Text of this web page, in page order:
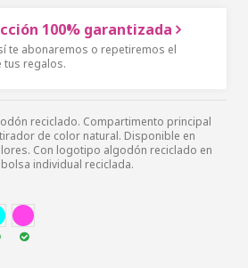
100% garantizada
te abonaremos o repetiremos el
tus regalos.
reciclado. Compartimento principal
de color natural. Disponible en
Con logotipo algodón reciclado en
individual reciclada.
AZC ROSA